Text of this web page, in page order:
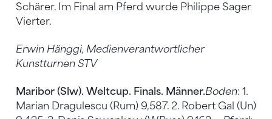
Schärer. Im Final am Pferd wurde Philippe Sager
Vierter.
Erwin Hänggi, Medienverantwortlicher
Kunstturnen STV
Maribor (Slw). Weltcup. Finals. Männer.Boden: 1.
Marian Dragulescu (Rum) 9,587. 2. Robert Gal (Un)